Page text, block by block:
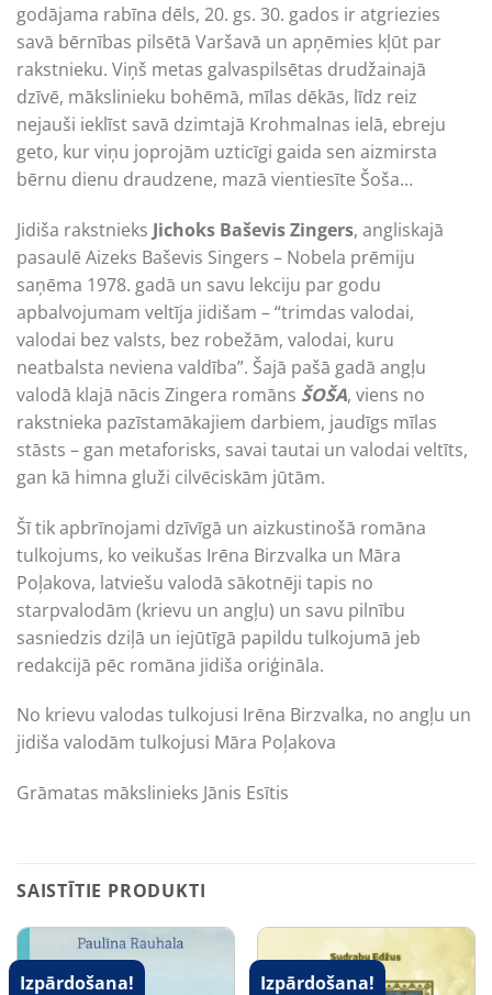
godājama rabīna dēls, 20. gs. 30. gados ir atgriezies
savā bērnības pilsētā Varšavā un apņēmies kļūt par
rakstnieku. Viņš metas galvaspilsētas drudžainajā
dzīvē, mākslinieku bohēmā, mīlas dēkās, līdz reiz
nejauši ieklīst savā dzimtajā Krohmalnas ielā, ebreju
geto, kur viņu joprojām uzticīgi gaida sen aizmirsta
bērnu dienu draudzene, mazā vientiesīte Šoša…
Jidiša rakstnieks Jichoks Baševis Zingers, angliskajā
pasaulē Aizeks Baševis Singers – Nobela prēmiju
saņēma 1978. gadā un savu lekciju par godu
apbalvojumam veltīja jidišam – “trimdas valodai,
valodai bez valsts, bez robežām, valodai, kuru
neatbalsta neviena valdība”. Šajā pašā gadā angļu
valodā klajā nācis Zingera romāns ŠOŠA, viens no
rakstnieka pazīstamākajiem darbiem, jaudīgs mīlas
stāsts – gan metaforisks, savai tautai un valodai veltīts,
gan kā himna gluži cilvēciskām jūtām.
Šī tik apbrīnojami dzīvīgā un aizkustinošā romāna
tulkojums, ko veikušas Irēna Birzvalka un Māra
Poļakova, latviešu valodā sākotnēji tapis no
starpvalodām (krievu un angļu) un savu pilnību
sasniedzis dziļā un iejūtīgā papildu tulkojumā jeb
redakcijā pēc romāna jidiša oriģināla.
No krievu valodas tulkojusi Irēna Birzvalka, no angļu un
jidiša valodām tulkojusi Māra Poļakova
Grāmatas mākslinieks Jānis Esītis
SAISTĪTIE PRODUKTI
Izpārdošana! Izpārdošana!